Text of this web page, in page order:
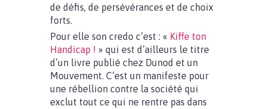
de défis, de persévérances et de choix
forts.
Pour elle son credo c’est : « Kiffe ton
Handicap ! » qui est d’ailleurs le titre
d’un livre publié chez Dunod et un
Mouvement. C’est un manifeste pour
une rébellion contre la société qui
exclut tout ce qui ne rentre pas dans